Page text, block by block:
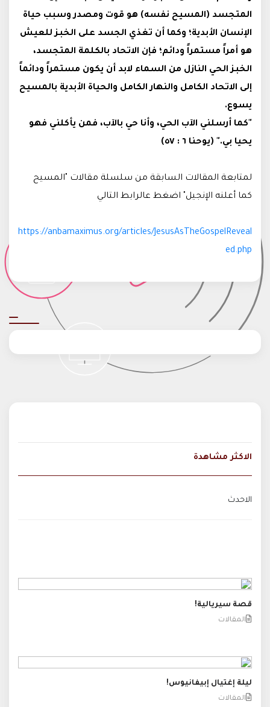
المتجسد (المسيح نفسه) هو قوت ومصدر وسبب حياة
الإنسان الأبدية؛ وكما أن تغذي الجسد على الخبز للعيش
هو أمراً مستمراً ودائم؛ فإن الاتحاد بالكلمة المتجسد،
الخبز الحي النازل من السماء لابد أن يكون مستمراً ودائماً
إلى الاتحاد الكامل والنهار الكامل والحياة الأبدية بالمسيح
يسوع.
"كما أرسلني الآب الحي، وأنا حي بالآب، فمن يأكلني فهو
يحيا بي." (يوحنا ٦ : ٥٧)
لمتابعة المقالات السابقة من سلسلة مقالات "المسيح
كما أعلنه الإنجيل" اضغط عالرابط التالي
https://anbamaximus.org/articles/JesusAsTheGospelReveal
ed.php
الاكثر مشاهدة
الاحدث
قصة سيريالية!
المقالات
ليلة إغتيال إبيفانيوس!
المقالات